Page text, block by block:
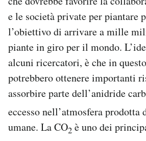
e le società private per piantare
l’obiettivo di arrivare a mille
piante in giro per il mondo.
alcuni ricercatori, è che in
potrebbero ottenere importanti
assorbire parte dell’anidride
eccesso nell’atmosfera
umane. La CO2 è uno dei